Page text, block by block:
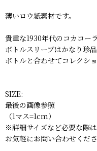
薄いロウ紙素材です。
貴重な1930年代のコカコー
ボトルスリーブはかなり珍
ボトルと合わせてコレクシ
SIZE:
最後の画像参照
（1マス=1cm）
※詳細サイズなど必要な際は
お気軽にお問い合わせくださ